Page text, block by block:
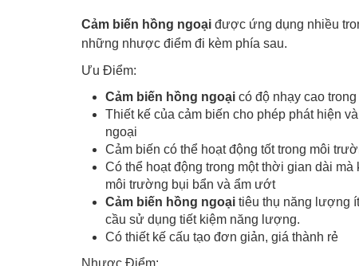
Cảm biến hồng ngoại được ứng dụng nhiều
những nhược điểm đi kèm phía sau.
Ưu Điểm:
Cảm biến hồng ngoại có độ nhạy cao
Thiết kế của cảm biến cho phép phát hiện
ngoại
Cảm biến có thể hoạt động tốt trong môi
Có thể hoạt động trong một thời gian dài
môi trường bụi bẩn và ẩm ướt
Cảm biến hồng ngoại tiêu thụ năng lượng
cầu sử dụng tiết kiệm năng lượng.
Có thiết kế cấu tạo đơn giản, giá thành rẻ
Nhược Điểm: